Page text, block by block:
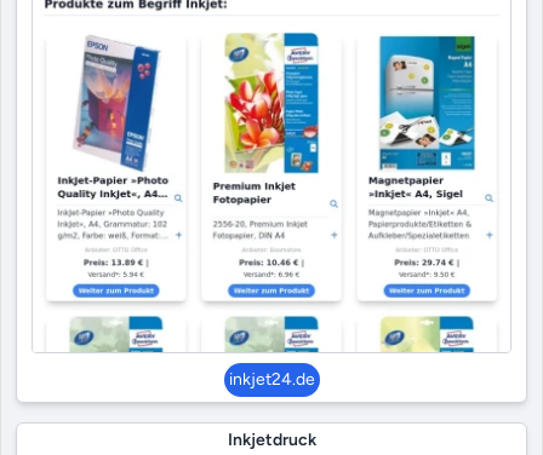
inkjet24.de
Inkjetdruck